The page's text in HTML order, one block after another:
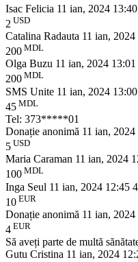
Isac Felicia 11 ian, 2024 13:40
2 USD
Catalina Radauta 11 ian, 2024
200 MDL
Olga Buzu 11 ian, 2024 13:01
200 MDL
SMS Unite 11 ian, 2024 13:00
45 MDL
Tel: 373*****01
Donație anonimă 11 ian,
5 USD
Maria Caraman 11 ian, 2024
100 MDL
Inga Seul 11 ian, 2024 12:45
10 EUR
Donație anonimă 11 ian, 2024
4 EUR
Să aveți parte de multă
Gutu Cristina 11 ian, 2024